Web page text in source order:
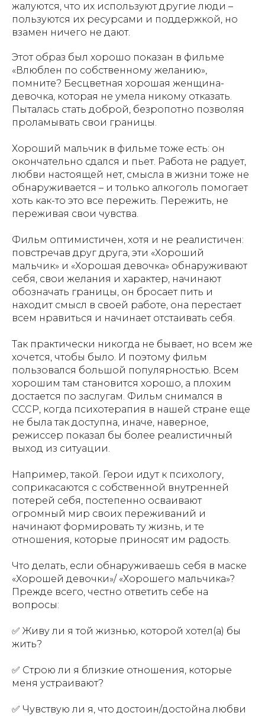
жалуются, что их используют другие люди –
пользуются их ресурсами и поддержкой, но
взамен ничего не дают.
Этот образ был хорошо показан в фильме
«Влюблен по собственному желанию»,
помните? Бесцветная хорошая женщина-
девочка, которая не умела никому отказать.
Пыталась стать доброй, безропотно позволяя
проламывать свои границы.
Хороший мальчик в фильме тоже есть: он
окончательно сдался и пьет. Работа не радует,
любви настоящей нет, смысла в жизни тоже не
обнаруживается – и только алкоголь помогает
хоть как-то это все пережить. Пережить, не
переживая свои чувства.
Фильм оптимистичен, хотя и не реалистичен:
повстречав друг друга, эти «Хороший
мальчик» и «Хорошая девочка» обнаруживают
себя, свои желания и характер, начинают
обозначать границы, он бросает пить и
находит смысл в своей работе, она перестает
всем нравиться и начинает отстаивать себя.
Так практически никогда не бывает, но всем же
хочется, чтобы было. И поэтому фильм
пользовался большой популярностью. Всем
хорошим там становится хорошо, а плохим
достается по заслугам. Фильм снимался в
СССР, когда психотерапия в нашей стране еще
не была так доступна, иначе, наверное,
режиссер показал бы более реалистичный
выход из ситуации.
Например, такой. Герои идут к психологу,
соприкасаются с собственной внутренней
потерей себя, постепенно осваивают
огромный мир своих переживаний и
начинают формировать ту жизнь, и те
отношения, которые приносят им радость.
Что делать, если обнаруживаешь себя в маске
«Хорошей девочки»/ «Хорошего мальчика»?
Прежде всего, честно ответить себе на
вопросы:
✅ Живу ли я той жизнью, которой хотел(а) бы
жить?
✅ Строю ли я близкие отношения, которые
меня устраивают?
✅ Чувствую ли я, что достоин/достойна любви